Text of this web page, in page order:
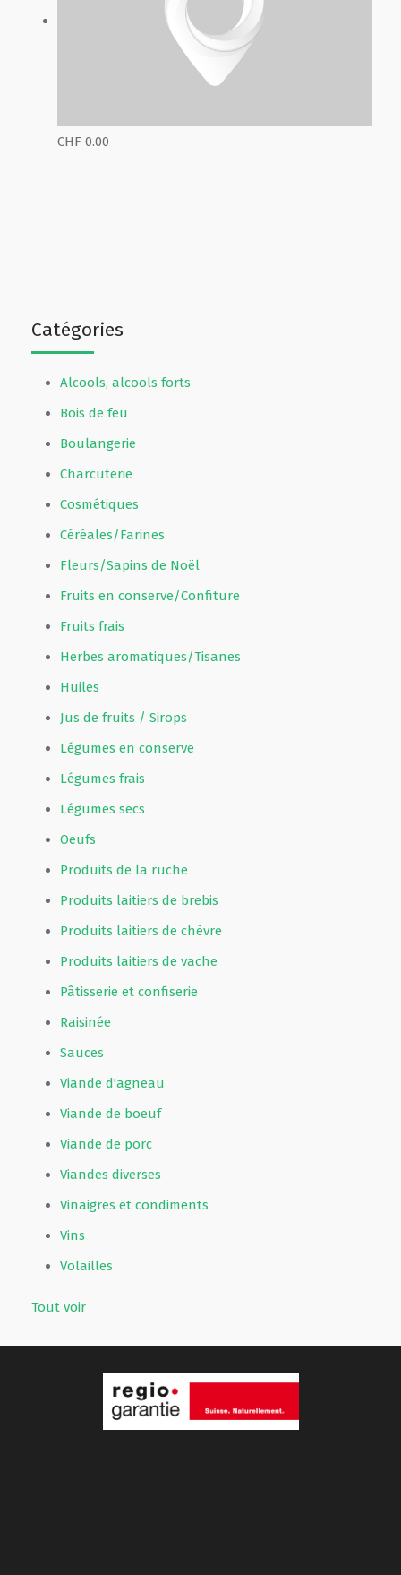
Catégories
Alcools, alcools forts
Bois de feu
Boulangerie
Charcuterie
Cosmétiques
Céréales/Farines
Fleurs/Sapins de Noël
Fruits en conserve/Confiture
Fruits frais
Herbes aromatiques/Tisanes
Huiles
Jus de fruits / Sirops
Légumes en conserve
Légumes frais
Légumes secs
Oeufs
Produits de la ruche
Produits laitiers de brebis
Produits laitiers de chèvre
Produits laitiers de vache
Pâtisserie et confiserie
Raisinée
Sauces
Viande d'agneau
Viande de boeuf
Viande de porc
Viandes diverses
Vinaigres et condiments
Vins
Volailles
Tout voir
CHF 0.00